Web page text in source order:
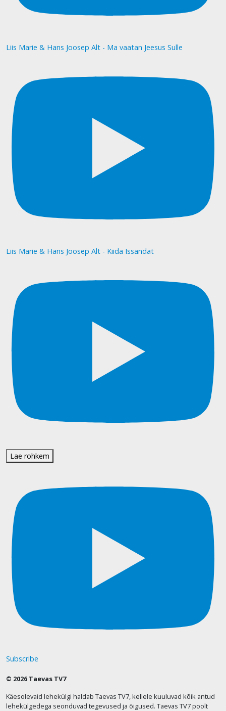
Liis Marie & Hans Joosep Alt - Ma vaatan Jeesus Sulle
Liis Marie & Hans Joosep Alt - Kiida Issandat
Lae rohkem
Subscribe
© 2026 Taevas TV7
Käesolevaid lehekülgi haldab Taevas TV7, kellele kuuluvad kõik antud
lehekülgedega seonduvad tegevused ja õigused. Taevas TV7 poolt